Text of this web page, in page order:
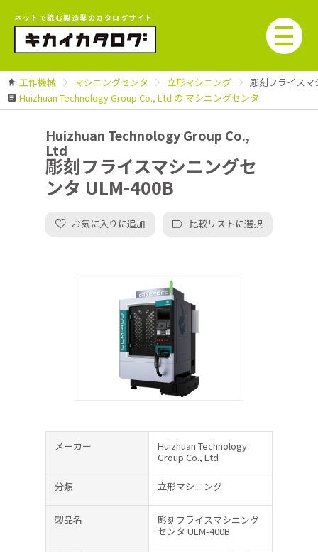
ネットで読む製造業のカタログサイト
工作機械 マシニングセンタ 立形マシニング
彫刻フライスマ
Huizhuan Technology Group Co., Ltd の マシニングセンタ
Huizhuan Technology Group Co.,
Ltd
彫刻フライスマシニングセ
ンタ ULM-400B
お気に入りに追加 比較リストに選択
メーカー
Huizhuan Technology
Group Co., Ltd
分類 立形マシニング
製品名
彫刻フライスマシニング
センタ ULM-400B